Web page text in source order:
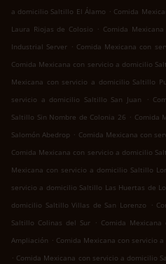
a domicilio Saltillo El Álamo . Comida
Laura Riojas de Colosio . Comida
Industrial Server . Comida Mexicana con
Comida Mexicana con servicio a domicilio
Mexicana con servicio a domicilio Saltillo
servicio a domicilio Saltillo San Juan
.
Saltillo Sin Nombre de Colonia 26 . Comida
Salomón Abedrop . Comida Mexicana con
Comida Mexicana con servicio a domicilio
Mexicana con servicio a domicilio Saltillo
servicio a domicilio Saltillo Las Huertas de
domicilio Saltillo Villas de San Lorenzo
.
Saltillo Colinas del Sur . Comida
Ampliación . Comida Mexicana con servicio
. Comida Mexicana con servicio a domicilio